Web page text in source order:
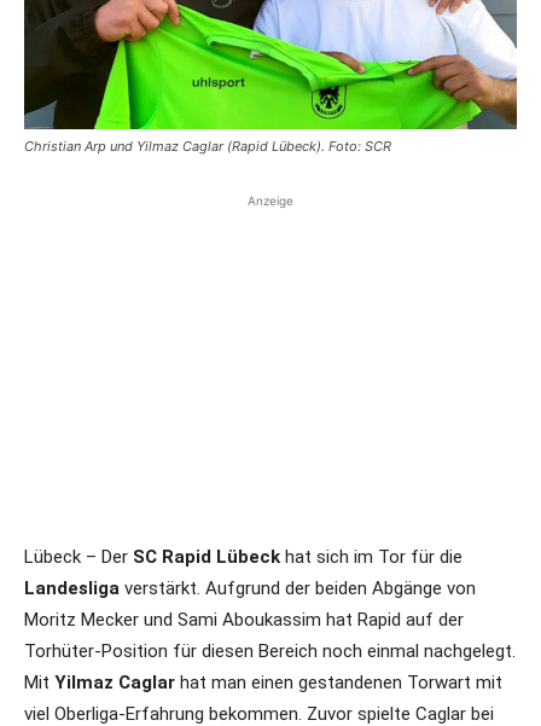
Christian Arp und Yilmaz Caglar (Rapid Lübeck). Foto: SCR
Anzeige
Lübeck – Der SC Rapid Lübeck hat sich im Tor für die
Landesliga verstärkt. Aufgrund der beiden Abgänge von
Moritz Mecker und Sami Aboukassim hat Rapid auf der
Torhüter-Position für diesen Bereich noch einmal nachgelegt.
Mit Yilmaz Caglar hat man einen gestandenen Torwart mit
viel Oberliga-Erfahrung bekommen. Zuvor spielte Caglar bei